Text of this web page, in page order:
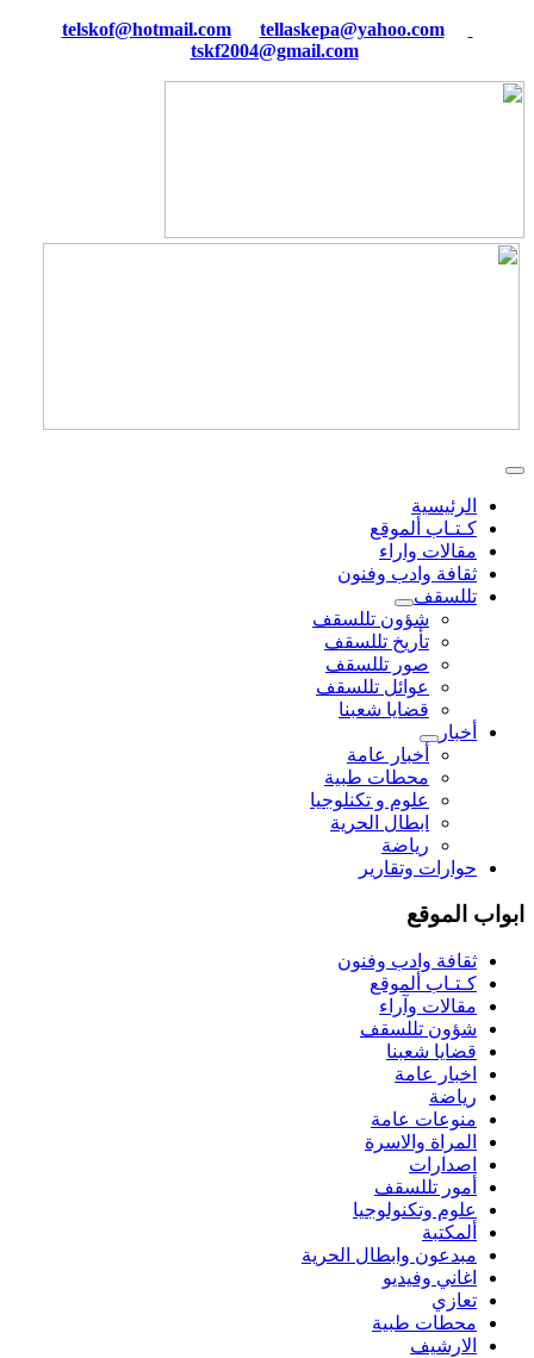
tellaskepa@yahoo.com
tskf2004@gmail.com
الرئيسية
كـتـاب ألموقع
مقالات واراء
ثقافة وادب وفنون
تللسقف
شؤون تللسقف
تأريخ تللسقف
صور تللسقف
عوائل تللسقف
قضايا شعبنا
أخبار
أخبار عامة
محطات طبية
علوم و تکنلوجیا
ابطال الحرية
رياضة
حوارات وتقارير
ابواب الموقع
ثقافة وادب وفنون
كـتـاب ألموقع
مقالات وآراء
شؤون تللسقف
قضايا شعبنا
اخبار عامة
رياضة
منوعات عامة
المراة والاسرة
اصدارات
أمور تللسقف
علوم وتكنولوجيا
ألمكتبة
مبدعون وابطال الحرية
اغاني وفيديو
تعازي
محطات طبية
الارشيف